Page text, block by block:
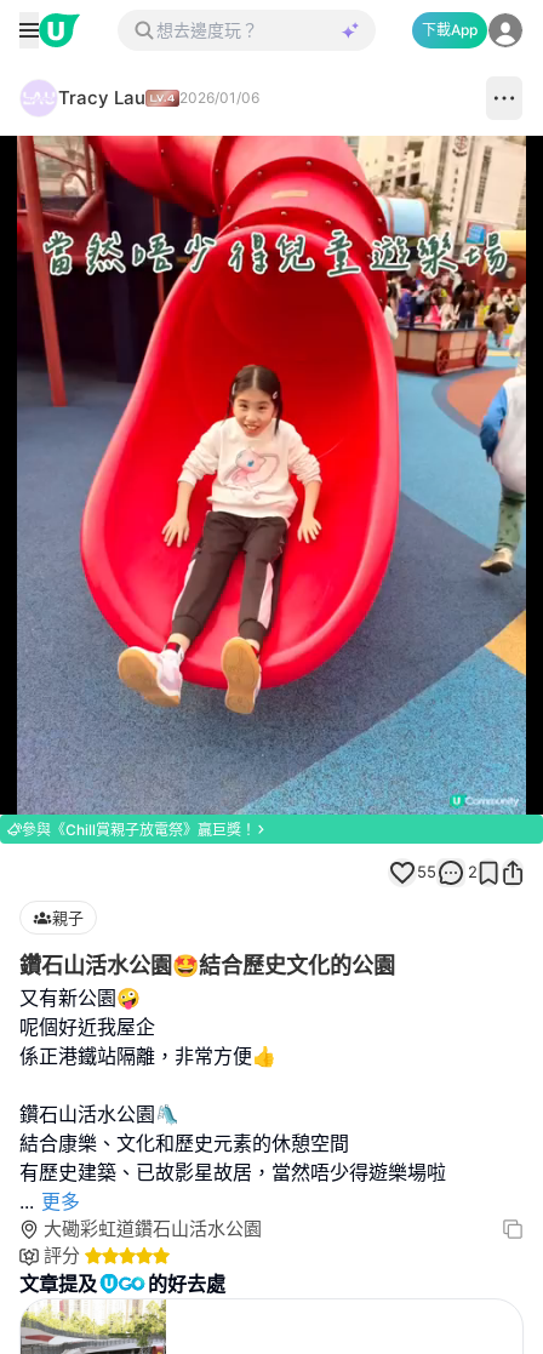
下載App
Tracy Lau 2026/01/06
Loaded:
100.00%
Unmute
參與《Chill賞親子放電祭》贏巨獎！
55 2
親子
鑽石山活水公園🤩結合歷史文化的公園
又有新公園🤪
呢個好近我屋企
係正港鐵站隔離，非常方便👍
鑽石山活水公園🛝
結合康樂、文化和歷史元素的休憩空間
... 更多
大磡彩虹道鑽石山活水公園
評分
文章提及 的好去處